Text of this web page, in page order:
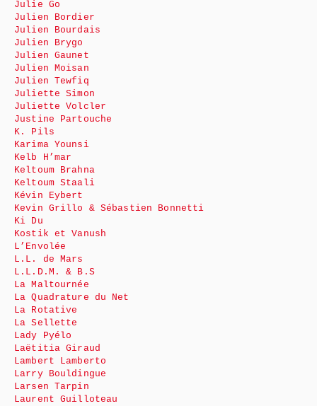
Julie Go
Julien Bordier
Julien Bourdais
Julien Brygo
Julien Gaunet
Julien Moisan
Julien Tewfiq
Juliette Simon
Juliette Volcler
Justine Partouche
K. Pils
Karima Younsi
Kelb H’mar
Keltoum Brahna
Keltoum Staali
Kévin Eybert
Kevin Grillo & Sébastien Bonnetti
Ki Du
Kostik et Vanush
L’Envolée
L.L. de Mars
L.L.D.M. & B.S
La Maltournée
La Quadrature du Net
La Rotative
La Sellette
Lady Pyélo
Laëtitia Giraud
Lambert Lamberto
Larry Bouldingue
Larsen Tarpin
Laurent Guilloteau